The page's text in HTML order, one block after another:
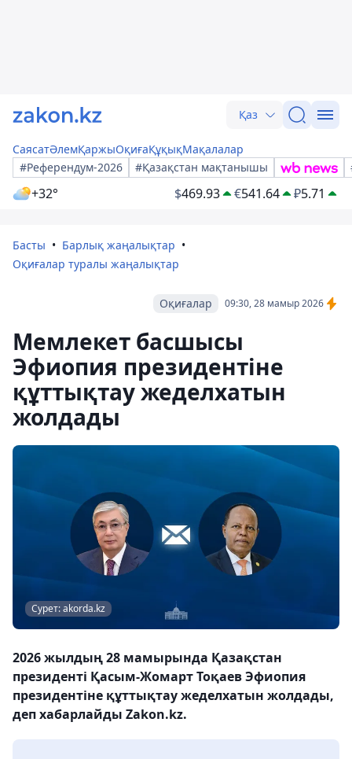
Қаз
СаясатӘлемҚаржыОқиғаҚұқықМақалалар
#Референдум-2026
#Қазақстан мақтанышы
+32° $469.93 €541.64 ₽5.71
Басты
Барлық жаңалықтар
Оқиғалар туралы жаңалықтар
09:30, 28 мамыр 2026
Оқиғалар
Мемлекет басшысы
Эфиопия президентіне
құттықтау жеделхатын
жолдады
Сурет: akorda.kz
2026 жылдың 28 мамырында Қазақстан
президенті Қасым-Жомарт Тоқаев Эфиопия
президентіне құттықтау жеделхатын жолдады,
деп хабарлайды Zakon.kz.